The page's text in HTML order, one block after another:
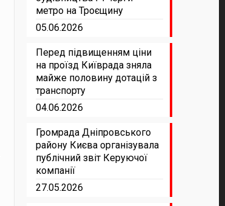
метро на Троєщину
05.06.2026
Перед підвищенням ціни
на проїзд Київрада зняла
майже половину дотацій з
транспорту
04.06.2026
Громрада Дніпровського
району Києва організувала
публічний звіт Керуючої
компанії
27.05.2026